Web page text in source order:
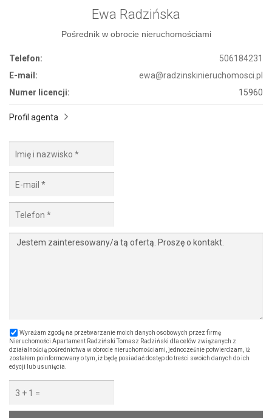
Ewa Radzińska
Pośrednik w obrocie nieruchomościami
Telefon:
506184231
E-mail:
ewa@radzinskinieruchomosci.pl
Numer licencji:
15960
Profil agenta
Wyrażam zgodę na przetwarzanie moich danych osobowych przez firmę
Nieruchomości Apartament Radziński Tomasz Radziński dla celów związanych z
działalnością pośrednictwa w obrocie nieruchomościami, jednocześnie potwierdzam, iż
zostałem poinformowany o tym, iż będę posiadać dostęp do treści swoich danych do ich
edycji lub usunięcia.